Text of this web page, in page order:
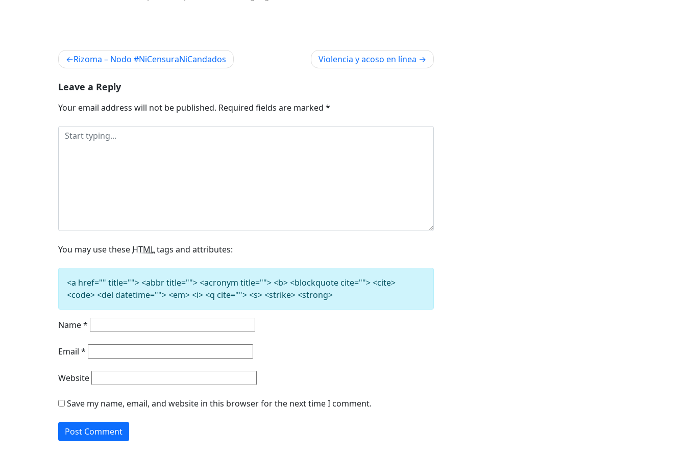
Post
navigation
Rizoma – Nodo #NiCensuraNiCandados Violencia y acoso en línea
Leave a Reply
Your email address will not be published. Required fields are marked *
You may use these HTMLtags and attributes:
<a href="" title=""> <abbr title=""> <acronym title=""> <b> <blockquote cite=""> <cite>
<code> <del datetime=""> <em> <i> <q cite=""> <s> <strike> <strong>
Name*
Email *
Website
Save my name, email, and website in this browser for the next time I comment.